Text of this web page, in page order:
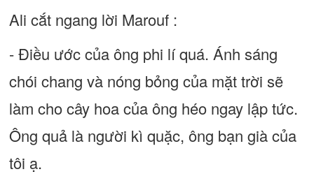
Ali cắt ngang lời Marouf :
- Điều ước của ông phi lí quá. Ánh sáng
chói chang và nóng bỏng của mặt trời sẽ
làm cho cây hoa của ông héo ngay lập tức.
Ông quả là người kì quặc, ông bạn già của
tôi ạ.